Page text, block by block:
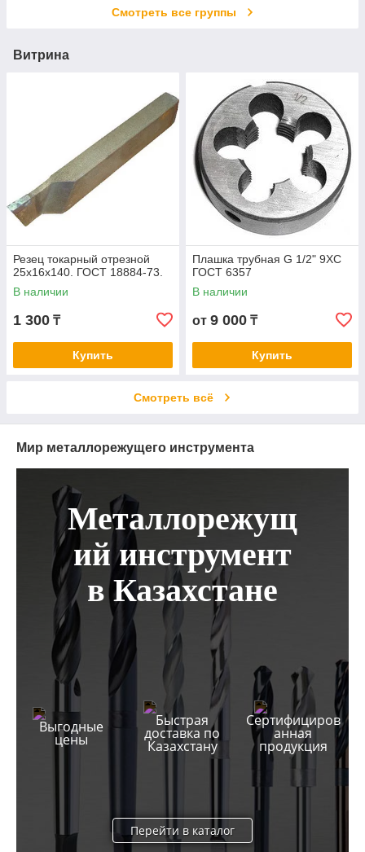
Смотреть все группы
Витрина
Резец токарный отрезной
25х16х140. ГОСТ 18884-73.
В наличии
1 300 ₸
Купить
Плашка трубная G 1/2" 9ХС
ГОСТ 6357
В наличии
от 9 000 ₸
Купить
Смотреть всё
Мир металлорежущего инструмента
Металлорежущ
ий инструмент
в Казахстане
Выгодные
цены
Быстрая
доставка по
Казахстану
Сертифициров
анная
продукция
Перейти в каталог